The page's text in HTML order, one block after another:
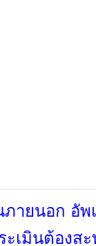
ภายนอก อัพ
ะเมินต้องส